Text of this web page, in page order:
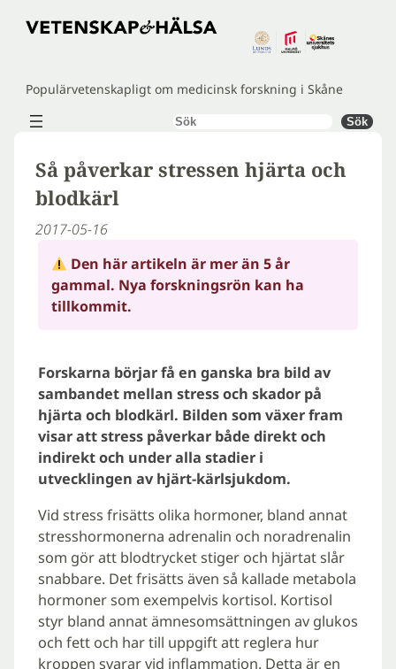
Hoppa
Populärvetenskapligt om medicinsk forskning i Skåne
Sök Sök
Så påverkar stressen hjärta och
blodkärl
2017-05-16
Den här artikeln är mer än 5 år
gammal. Nya forskningsrön kan ha
tillkommit.
Forskarna börjar få en ganska bra bild av
sambandet mellan stress och skador på
hjärta och blodkärl. Bilden som växer fram
visar att stress påverkar både direkt och
indirekt och under alla stadier i
utvecklingen av hjärt-kärlsjukdom.
Vid stress frisätts olika hormoner, bland annat
stresshormonerna adrenalin och noradrenalin
som gör att blodtrycket stiger och hjärtat slår
snabbare. Det frisätts även så kallade metabola
hormoner som exempelvis kortisol. Kortisol
styr bland annat ämnesomsättningen av glukos
och fett och har till uppgift att reglera hur
kroppen svarar vid inflammation. Detta är en